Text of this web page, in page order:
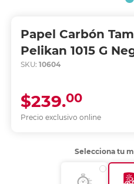
Papel Carbón
Pelikan 1015 G
SKU: 10604
Precio exclusivo online
$239.00
Selecciona tu